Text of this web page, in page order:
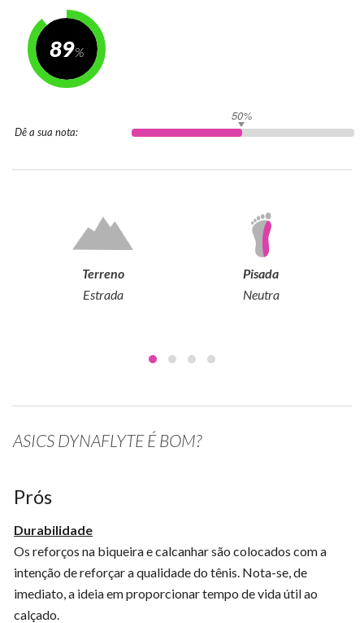
89
Dê a sua nota:
50%
Terreno
Estrada
Pisada
Neutra
ASICS DYNAFLYTE É BOM?
Prós
Durabilidade
Os reforços na biqueira e calcanhar são colocados com a
intenção de reforçar a qualidade do tênis. Nota-se, de
imediato, a ideia em proporcionar tempo de vida útil ao
calçado.